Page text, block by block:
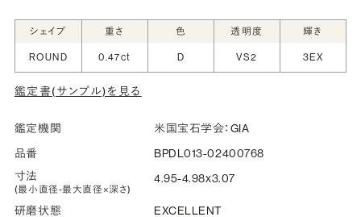
シークレットストーン：指輪の内側に留める宝石のこ
と
指輪の内側に、誕生石やピンクダイヤモンドなど、お好みの
宝石を選んでセッティングすることができます。ショッピング
詳しく見る
シェイプ 重さ 色 透明度 輝き
ROUND 0.47ct D VS2 3EX
鑑定書(サンプル)を見る
鑑定機関
米国宝石学会：GIA
品番
BPDL013-02400768
寸法
(最小直径-最大直径×深さ)
4.95-4.98x3.07
研磨状態
EXCELLENT